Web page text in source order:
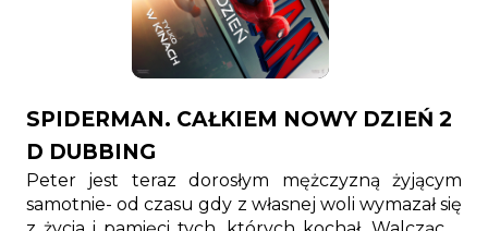
SPIDERMAN. CAŁKIEM NOWY DZIEŃ 2
D DUBBING
Peter jest teraz dorosłym mężczyzną żyjącym
samotnie- od czasu gdy z własnej woli wymazał się